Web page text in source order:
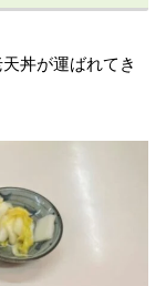
丼が運ばれてき